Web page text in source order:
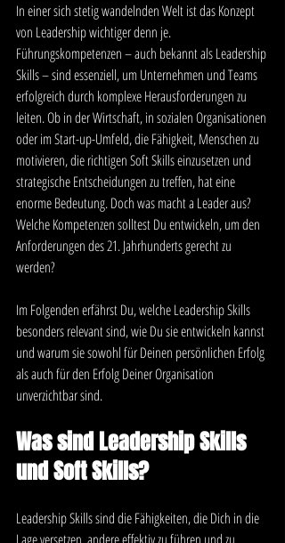
In einer sich stetig wandelnden Welt ist das Konzept
von Leadership wichtiger denn je.
Führungskompetenzen – auch bekannt als Leadership
Skills – sind essenziell, um Unternehmen und Teams
erfolgreich durch komplexe Herausforderungen zu
leiten. Ob in der Wirtschaft, in sozialen Organisationen
oder im Start-up-Umfeld, die Fähigkeit, Menschen zu
motivieren, die richtigen Soft Skills einzusetzen und
strategische Entscheidungen zu treffen, hat eine
enorme Bedeutung. Doch was macht a Leader aus?
Welche Kompetenzen solltest Du entwickeln, um den
Anforderungen des 21. Jahrhunderts gerecht zu
werden?
Im Folgenden erfährst Du, welche Leadership Skills
besonders relevant sind, wie Du sie entwickeln kannst
und warum sie sowohl für Deinen persönlichen Erfolg
als auch für den Erfolg Deiner Organisation
unverzichtbar sind.
Was sind Leadership Skills
und Soft Skills?
Leadership Skills sind die Fähigkeiten, die Dich in die